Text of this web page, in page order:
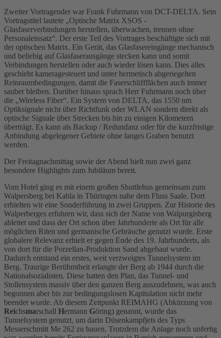
Zweiter Vortragender war Frank Fuhrmann von DCT-DELTA. Sein
Vortragstitel lautete „Optische Matrix XSOS -
Glasfaserverbindungen herstellen, überwachen, trennen ohne
Personaleinsatz“. Der erste Teil des Vortrages beschäftigte sich mit
der optischen Matrix. Ein Gerät, das Glasfasereingänge mechanisch
und beliebig auf Glasfaserausgänge stecken kann und somit
Verbindungen herstellen oder auch wieder lösen kann. Dies alles
geschieht kameragesteuert und unter hermetisch abgeriegelten
Reinraumbedingungen, damit die Faserschliffflächen auch immer
sauber bleiben. Darüber hinaus sprach Herr Fuhrmann noch über
die „Wireless Fiber“. Ein System von DELTA, das 1550 nm
Optiksignale nicht über Richtfunk oder WLAN sondern direkt als
optische Signale über Strecken bis hin zu einigen Kilometern
überträgt. Es kann als Backup / Redundanz oder für die kurzfristige
Anbindung abgelegener Gebiete ohne langes Graben benutzt
werden.
Der Freitagnachmittag sowie der Abend hielt nun zwei ganz
besondere Highlights zum Jubiläum bereit.
Vom Hotel ging es mit einem großen Shuttlebus gemeinsam zum
Walpersberg bei Kahla in Thüringen nahe dem Fluss Saale. Dort
erhielten wir eine Sonderführung in zwei Gruppen. Zur Historie des
Walperberges erfuhren wir, dass sich der Name von Walpurgisberg
ableitet und dass der Ort schon über Jahrhunderte als Ort für alle
möglichen Riten und germanische Gebräuche genutzt wurde. Erste
globalere Relevanz erhielt er gegen Ende des 19. Jahrhunderts, als
von dort für die Porzellan-Produktion Sand abgebaut wurde.
Dadurch entstand ein erstes, weit verzweigtes Tunnelsystem im
Berg. Traurige Berühmtheit erlangte der Berg ab 1944 durch die
Nationalsozialisten. Diese hatten den Plan, das Tunnel- und
Stollensystem massiv über den ganzen Berg auszudehnen, was auch
begonnen aber bis zur bedingungslosen Kapitulation nicht mehr
beendet wurde. Ab diesem Zeitpunkt REIMAHG (Abkürzung von
Reichsmarschall Hermann Göring) genannt, wurde das
Tunnelsystem genutzt, um darin Düsenkampfjets des Typs
Messerschmitt Me 262 zu bauen. Trotzdem die Anlage noch unfertig